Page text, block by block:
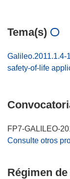
Tema(s)
Galileo.2011.1.4-
safety-of-life
FP7-GALILEO-
Consulte otros
Régimen